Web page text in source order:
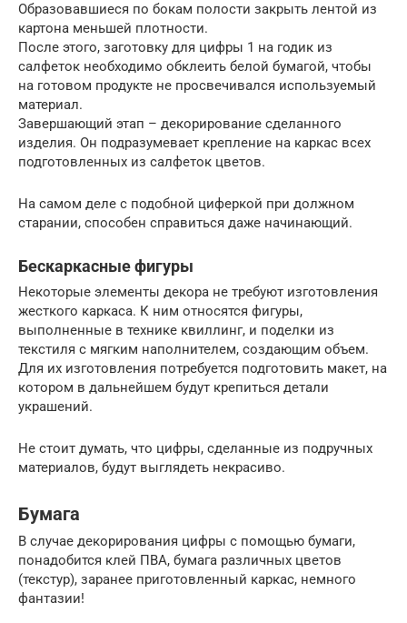
Образовавшиеся по бокам полости закрыть лентой из
картона меньшей плотности.
После этого, заготовку для цифры 1 на годик из
салфеток необходимо обклеить белой бумагой, чтобы
на готовом продукте не просвечивался используемый
материал.
Завершающий этап – декорирование сделанного
изделия. Он подразумевает крепление на каркас всех
подготовленных из салфеток цветов.
На самом деле с подобной циферкой при должном
старании, способен справиться даже начинающий.
Бескаркасные фигуры
Некоторые элементы декора не требуют изготовления
жесткого каркаса. К ним относятся фигуры,
выполненные в технике квиллинг, и поделки из
текстиля с мягким наполнителем, создающим объем.
Для их изготовления потребуется подготовить макет, на
котором в дальнейшем будут крепиться детали
украшений.
Не стоит думать, что цифры, сделанные из подручных
материалов, будут выглядеть некрасиво.
Бумага
В случае декорирования цифры с помощью бумаги,
понадобится клей ПВА, бумага различных цветов
(текстур), заранее приготовленный каркас, немного
фантазии!